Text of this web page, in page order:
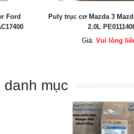
Ford
Puly trục cơ Mazda 3
2.0L
Giá:Vui lòng
danh mục